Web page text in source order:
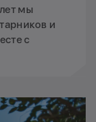
мы
и
с